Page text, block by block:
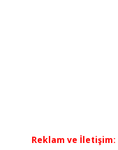
Reklam ve İletişim: